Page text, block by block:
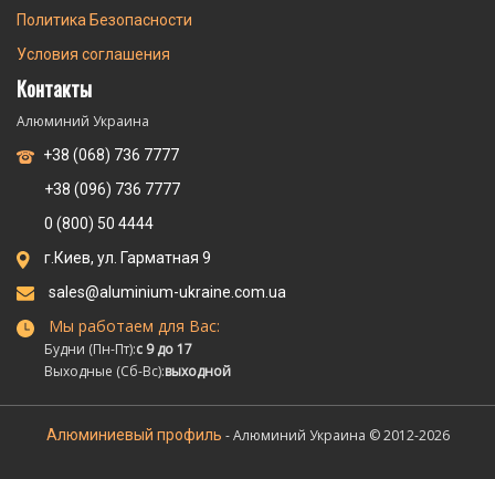
Политика Безопасности
Условия соглашения
Контакты
Алюминий Украина
+38 (068) 736 7777
+38 (096) 736 7777
0 (800) 50 4444
г.Киев, ул. Гарматная 9
sales@aluminium-ukraine.com.ua
Мы работаем для Вас:
Будни (Пн-Пт):с 9 до 17
Выходные (Сб-Вс):выходной
Алюминиевый профиль - Алюминий Украина © 2012-2026